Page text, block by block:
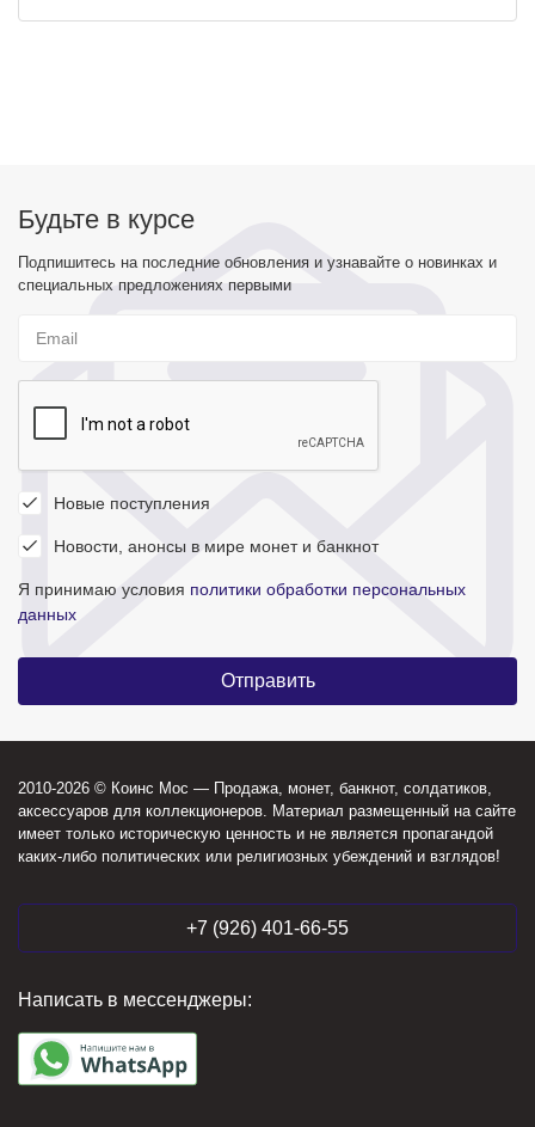
Будьте в курсе
Подпишитесь на последние обновления и узнавайте о новинках и
специальных предложениях первыми
Новые поступления
Новости, анонсы в мире монет и банкнот
Я принимаю условия политики обработки персональных
данных
2010-2026 © Коинс Мос — Продажа, монет, банкнот, солдатиков,
аксессуаров для коллекционеров. Материал размещенный на сайте
имеет только историческую ценность и не является пропагандой
каких-либо политических или религиозных убеждений и взглядов!
+7 (926) 401-66-55
Написать в мессенджеры: